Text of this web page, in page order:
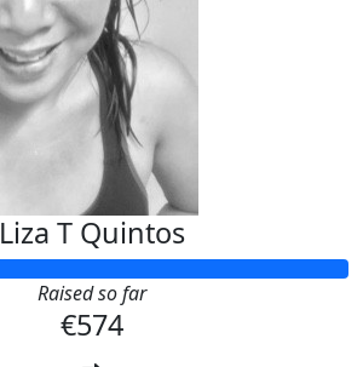
Liza T Quintos
Raised so far
€574